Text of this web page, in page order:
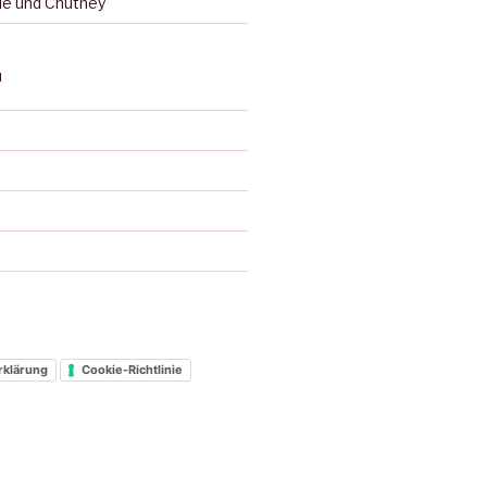
Cookie-Richtlinie